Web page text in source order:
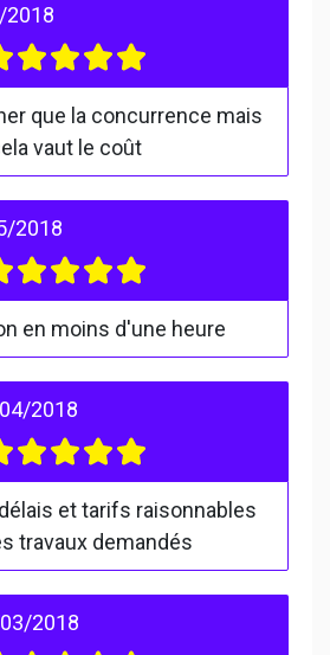
que la concurrence mais
vaut le coût
2018
en moins d'une heure
2018
et tarifs raisonnables
travaux demandés
2018